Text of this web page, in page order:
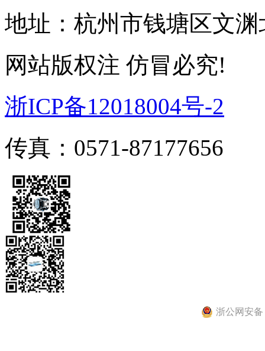
地址：杭州市钱塘区文渊
网站版权注 仿冒必究!
浙ICP备12018004号-2
传真：0571-87177656
浙公网安备